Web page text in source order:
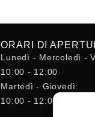
ORARI DI
Lunedì - Mercoledì -
10:00 - 12:00
Martedì - Giovedì:
10:00 - 12:00 / 14:30 -